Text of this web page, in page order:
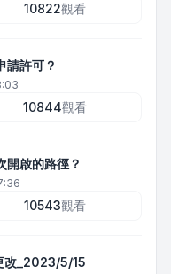
10822觀看
許可？
10844觀看
啟的路徑？
10543觀看
改_2023/5/15